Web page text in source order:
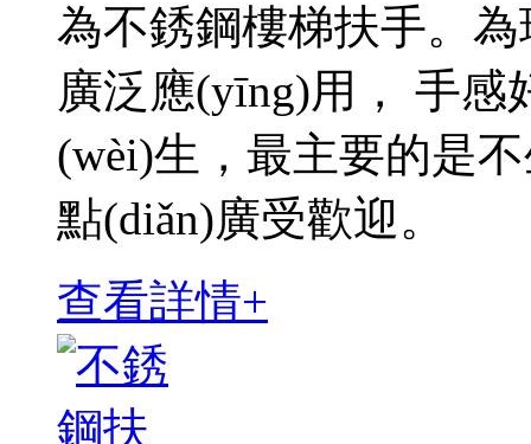
為不銹鋼樓梯扶手。為
廣泛應(yīng)用， 手感
(wèi)生，最主要的是
點(diǎn)廣受歡迎。
查看詳情+